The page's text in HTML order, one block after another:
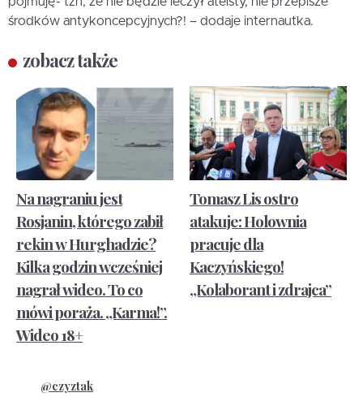
środków antykoncepcyjnych?! – dodaje internautka.
zobacz także
Na nagraniu jest
Rosjanin, którego zabił
rekin w Hurghadzie?
Kilka godzin wcześniej
nagrał wideo. To co
mówi poraża. „Karma!”.
Wideo 18+
Tomasz Lis ostro
atakuje: Holownia
pracuje dla
Kaczyńskiego!
„Kolaborant i zdrajca”
@czyztak